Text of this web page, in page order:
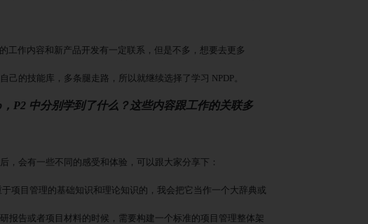
工作内容和新产品开发有一定联系，但是不多，想要去更多
己的技能库，多条腿走路，所以就继续选择了学习 NPDP。
，P2 中分别学到了什么？这些内容跟工作的关联多
，会有一些不同的感受和体验，可以跟大家分享下：
项目管理的基础知识和理论知识的，我会把它当作一个大辞典或
报告或者项目材料的时候，需要构建一个标准的项目管理整体架